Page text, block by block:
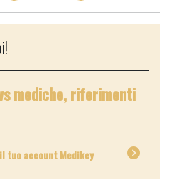
mediche, riferimenti
tuo account Medikey